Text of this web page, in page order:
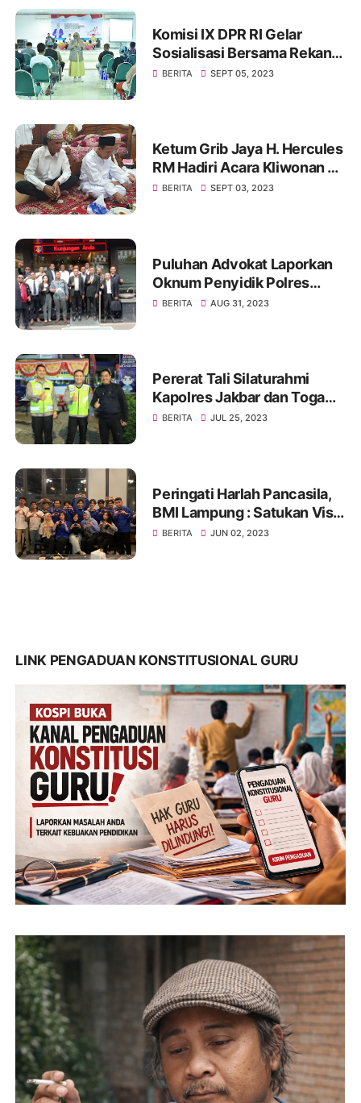
Komisi IX DPR RI Gelar
Sosialisasi Bersama Rekan
Mitra Kerjanya BKKBN di
BERITA SEPT 05, 2023
Ketum Grib Jaya H. Hercules
RM Hadiri Acara Kliwonan di
Pekalongan dan Milad Ke 11
BERITA SEPT 03, 2023
Puluhan Advokat Laporkan
Oknum Penyidik Polres
JAKSEL Ke Propam Mabes
BERITA AUG 31, 2023
Pererat Tali Silaturahmi
Kapolres Jakbar dan Toga
Serta Tomas, Ini Kata Tokoh
BERITA JUL 25, 2023
Peringati Harlah Pancasila,
BMI Lampung : Satukan Visi,
Merajut Persatuan
BERITA JUN 02, 2023
LINK PENGADUAN KONSTITUSIONAL GURU